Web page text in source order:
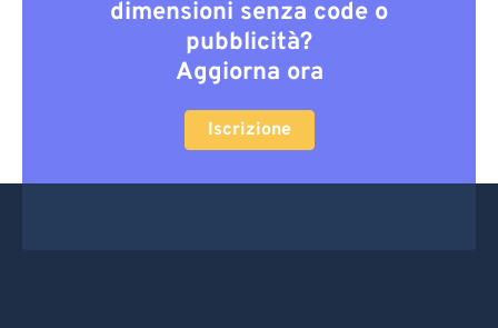
dimensioni senza code o
pubblicità?
Aggiorna ora
Iscrizione